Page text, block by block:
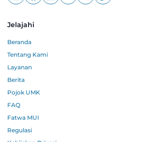
Jelajahi
Beranda
Tentang Kami
Layanan
Berita
Pojok UMK
FAQ
Fatwa MUI
Regulasi